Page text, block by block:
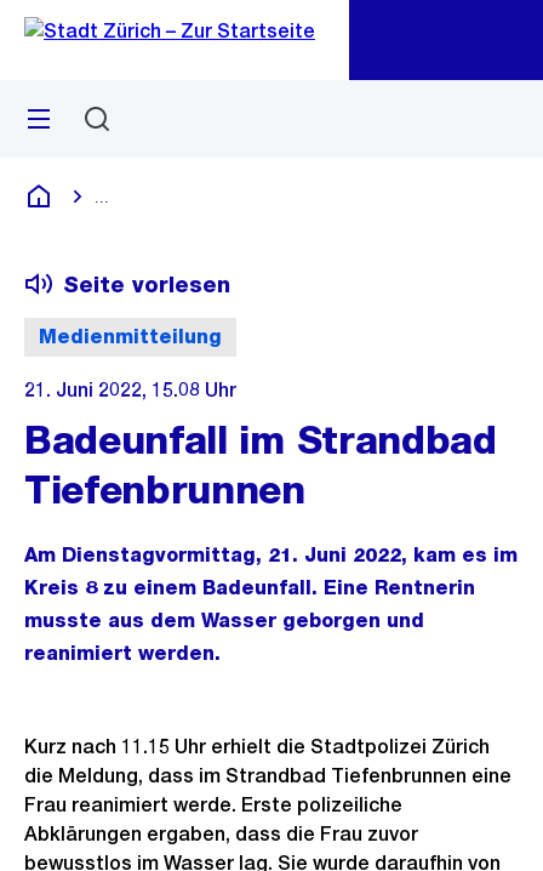
Navigation
Sprunglink
Menü
Deutsch
Medienmitteilung
Seite vorlesen
21. Juni 2022, 15.08 Uhr
Badeunfall im Strandbad
Tiefenbrunnen
Am Dienstagvormittag, 21. Juni 2022, kam es im
Kreis 8 zu einem Badeunfall. Eine Rentnerin
musste aus dem Wasser geborgen und
reanimiert werden.
Kurz nach 11.15 Uhr erhielt die Stadtpolizei Zürich
die Meldung, dass im Strandbad Tiefenbrunnen eine
Frau reanimiert werde. Erste polizeiliche
Abklärungen ergaben, dass die Frau zuvor
bewusstlos im Wasser lag. Sie wurde daraufhin von